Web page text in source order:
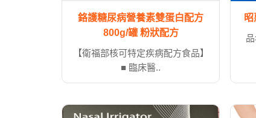
鉻護糖尿病營養素雙蛋白配方
800g/罐 粉狀配方
【衛福部核可特定疾病配方食品】
■ 臨床醫..